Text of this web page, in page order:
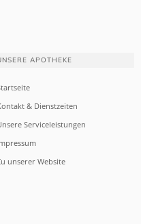
APOTHEKE
& Dienstzeiten
Serviceleistungen
unserer Website